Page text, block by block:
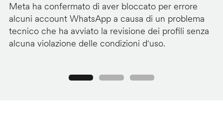
Meta ha confermato di aver bloccato per errore
alcuni account WhatsApp a causa di un problema
tecnico che ha avviato la revisione dei profili senza
alcuna violazione delle condizioni d'uso.